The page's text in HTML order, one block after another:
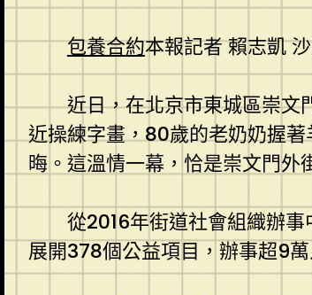
包養合約本報記者 賴志凱
近日，在北京市東城區崇文
近操練字畫，80歲的老奶奶握著
晦。這溫情一幕，恰是崇文門外
從2016年街道社會組織辦事
展開378個公益項目，辦事超9